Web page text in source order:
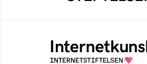
Samlad kunskap som hjälper
säker och medveten